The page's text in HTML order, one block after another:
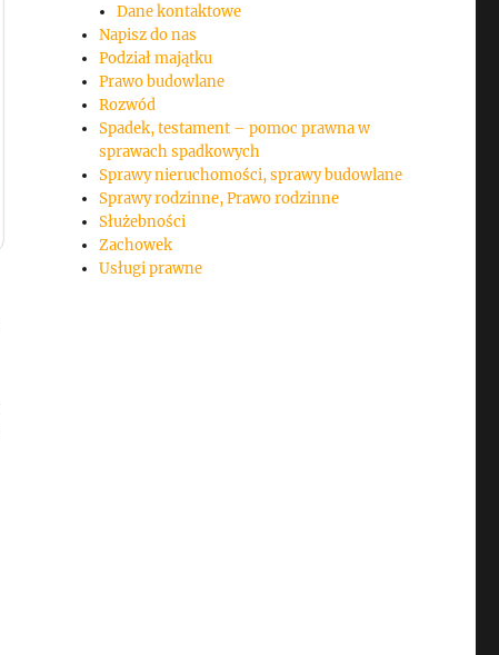
Dane kontaktowe
Napisz do nas
Podział majątku
Prawo budowlane
Rozwód
Spadek, testament – pomoc prawna w
sprawach spadkowych
Sprawy nieruchomości, sprawy budowlane
Sprawy rodzinne, Prawo rodzinne
Służebności
Zachowek
Usługi prawne